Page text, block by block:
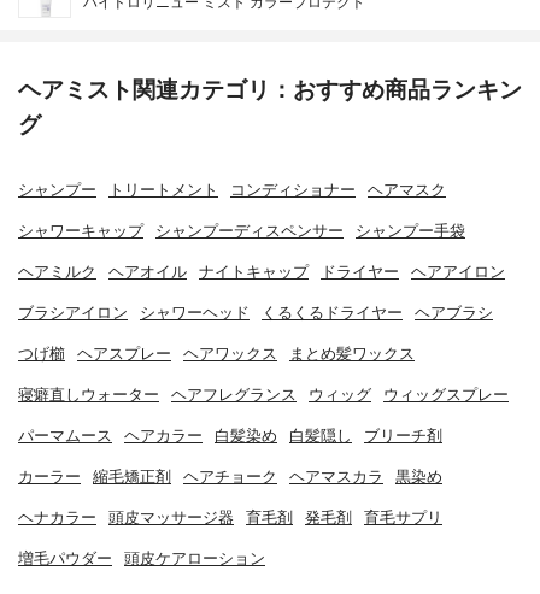
ヘアミスト関連カテゴリ：おすすめ商品ランキン
グ
シャンプー トリートメント コンディショナー ヘアマスク
シャワーキャップ シャンプーディスペンサー シャンプー手袋
ヘアミルク ヘアオイル ナイトキャップ ドライヤー ヘアアイロン
ブラシアイロン シャワーヘッド くるくるドライヤー ヘアブラシ
つげ櫛 ヘアスプレー ヘアワックス まとめ髪ワックス
寝癖直しウォーター ヘアフレグランス ウィッグ ウィッグスプレー
パーマムース ヘアカラー 白髪染め 白髪隠し ブリーチ剤
カーラー 縮毛矯正剤 ヘアチョーク ヘアマスカラ 黒染め
ヘナカラー 頭皮マッサージ器 育毛剤 発毛剤 育毛サプリ
増毛パウダー 頭皮ケアローション